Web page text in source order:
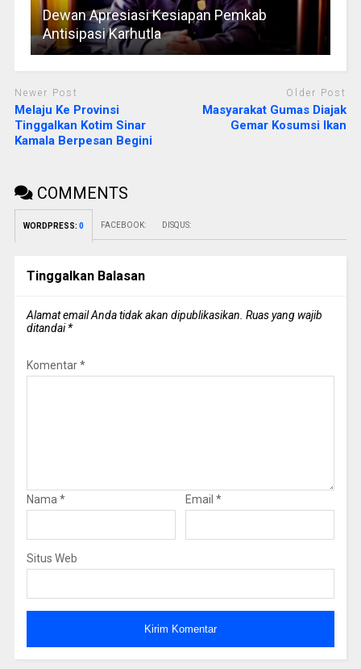
Dewan Apresiasi Kesiapan Pemkab
Antisipasi Karhutla
Newer Post
Melaju Ke Provinsi
Tinggalkan Kotim Sinar
Kamala Berpesan Begini
Older Post
Masyarakat Gumas Diajak
Gemar Kosumsi Ikan
COMMENTS
WORDPRESS: 0 FACEBOOK: DISQUS:
Tinggalkan Balasan
Alamat email Anda tidak akan dipublikasikan. Ruas yang wajib
ditandai*
Komentar*
Nama * Email *
Situs Web